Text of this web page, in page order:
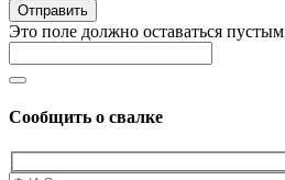
Отправить
Это поле должно оставаться пустым
Сообщить о свалке